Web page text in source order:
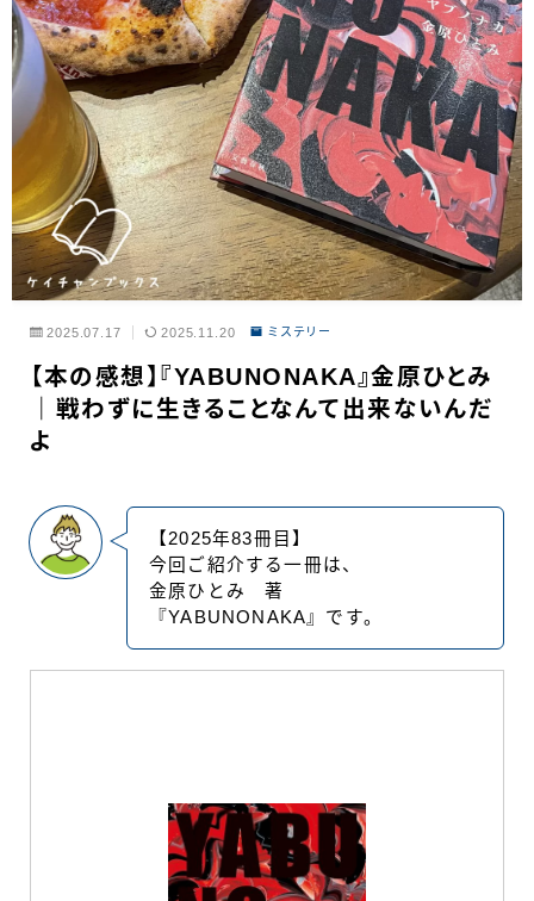
2025.07.17 2025.11.20 ミステリー
【本の感想】『YABUNONAKA』金原ひとみ
｜戦わずに生きることなんて出来ないんだ
よ
【2025年83冊目】
今回ご紹介する一冊は、
金原ひとみ 著
『YABUNONAKA』です。